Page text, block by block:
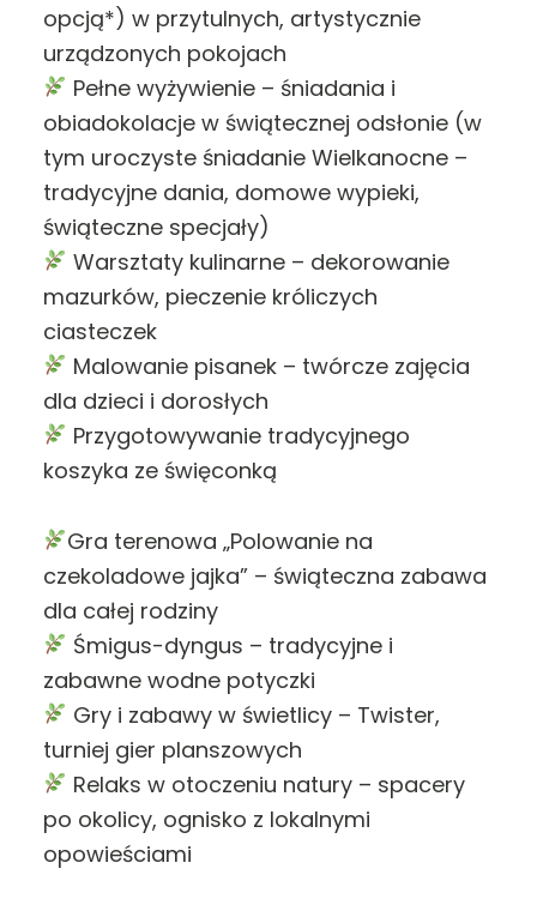
opcją*) w przytulnych, artystycznie
urządzonych pokojach
Pełne wyżywienie – śniadania i
obiadokolacje w świątecznej odsłonie (w
tym uroczyste śniadanie Wielkanocne –
tradycyjne dania, domowe wypieki,
świąteczne specjały)
Warsztaty kulinarne – dekorowanie
mazurków, pieczenie króliczych
ciasteczek
Malowanie pisanek – twórcze zajęcia
dla dzieci i dorosłych
Przygotowywanie tradycyjnego
koszyka ze święconką
Gra terenowa „Polowanie na
czekoladowe jajka” – świąteczna zabawa
dla całej rodziny
Śmigus-dyngus – tradycyjne i
zabawne wodne potyczki
Gry i zabawy w świetlicy – Twister,
turniej gier planszowych
Relaks w otoczeniu natury – spacery
po okolicy, ognisko z lokalnymi
opowieściami